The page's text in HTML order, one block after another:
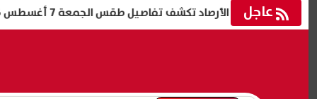
عاجل
الأرصاد تكشف تفاصيل طقس الجمعة 7 أغسطس 2026 ودرجات الحرارة المتوقعة